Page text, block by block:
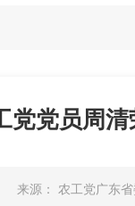
党党员周
来源： 农工党广东